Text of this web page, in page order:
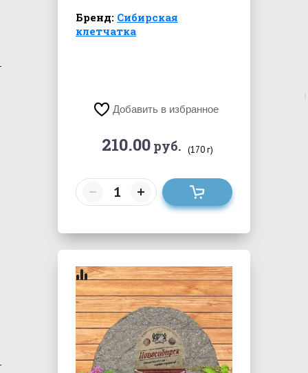
Бренд: Сибирская
клетчатка
Добавить в избранное
210.00 руб. (170 г)